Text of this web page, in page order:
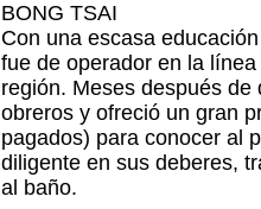
BONG TSAI
Con una escasa
fue de operador en la
región. Meses después
obreros y ofreció un gran
pagados) para conocer al
diligente en sus deberes,
al baño.